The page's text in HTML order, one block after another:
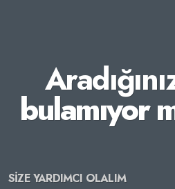
bulamıyor
SİZE YARDIMCI OLALIM